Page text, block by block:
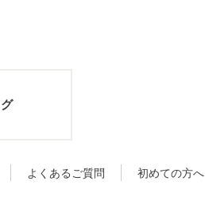
よくあるご質問 初めての方へ